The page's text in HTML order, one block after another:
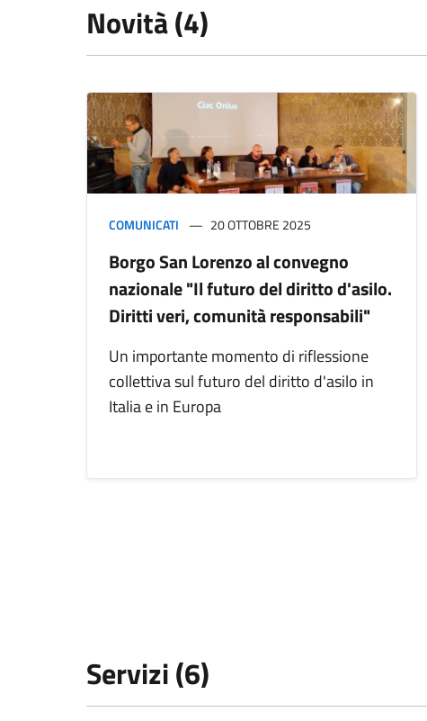
Novità (4)
COMUNICATI 20 OTTOBRE 2025
Borgo San Lorenzo al convegno
nazionale "Il futuro del diritto d'asilo.
Diritti veri, comunità responsabili"
Un importante momento di riflessione
collettiva sul futuro del diritto d'asilo in
Italia e in Europa
Servizi (6)